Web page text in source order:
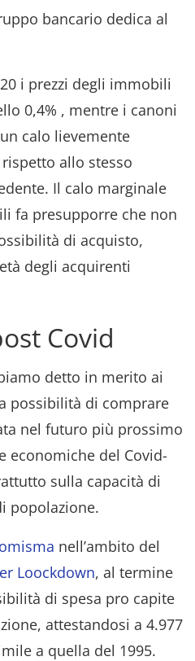
bancario dedica al
i prezzi degli immobili
0,4% , mentre i canoni
calo lievemente
rispetto allo stesso
Il calo marginale
fa presupporre che non
di acquisto,
degli acquirenti
Covid
detto in merito ai
possibilità di comprare
nel futuro più prossimo
economiche del Covid-
sulla capacità di
popolazione.
nell’ambito del
Loockdown, al termine
di spesa pro capite
attestandosi a 4.977
a quella del 1995.